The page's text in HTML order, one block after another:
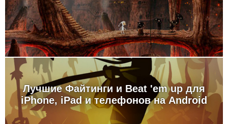
Лучшие Файтинги и Beat 'em up для
iPhone, iPad и телефонов на Android